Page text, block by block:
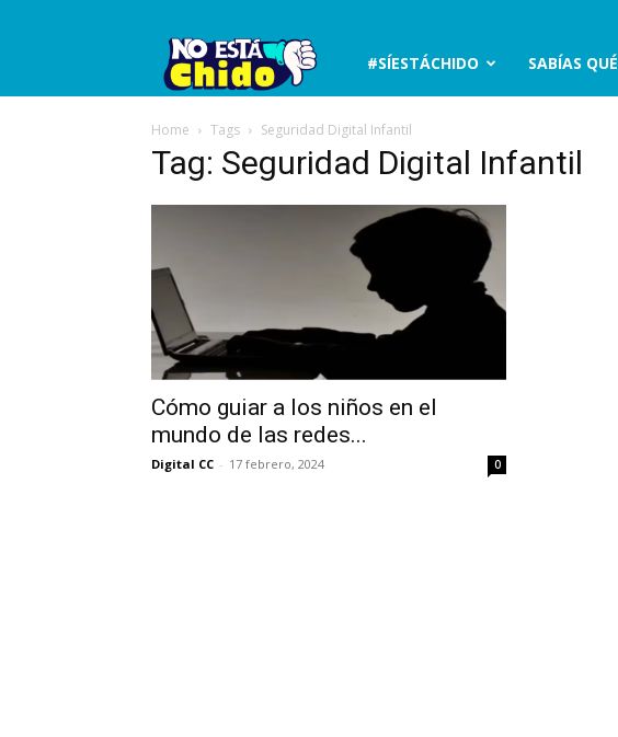
No
está
#SÍESTÁCHIDO SABÍAS QUÉ
Home Tags Seguridad Digital Infantil
Tag: Seguridad Digital Infantil
Cómo guiar a los niños en el
mundo de las redes...
Digital CC - 17 febrero, 2024 0